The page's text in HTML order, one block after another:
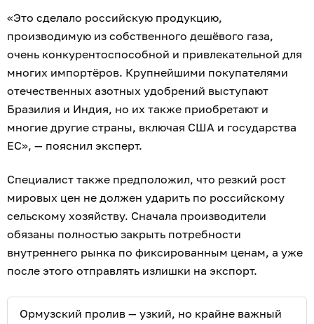
«Это сделало российскую продукцию,
производимую из собственного дешёвого газа,
очень конкурентоспособной и привлекательной для
многих импортёров. Крупнейшими покупателями
отечественных азотных удобрений выступают
Бразилия и Индия, но их также приобретают и
многие другие страны, включая США и государства
ЕС», — пояснил эксперт.
Специалист также предположил, что резкий рост
мировых цен не должен ударить по российскому
сельскому хозяйству. Сначала производители
обязаны полностью закрыть потребности
внутреннего рынка по фиксированным ценам, а уже
после этого отправлять излишки на экспорт.
Ормузский пролив — узкий, но крайне важный